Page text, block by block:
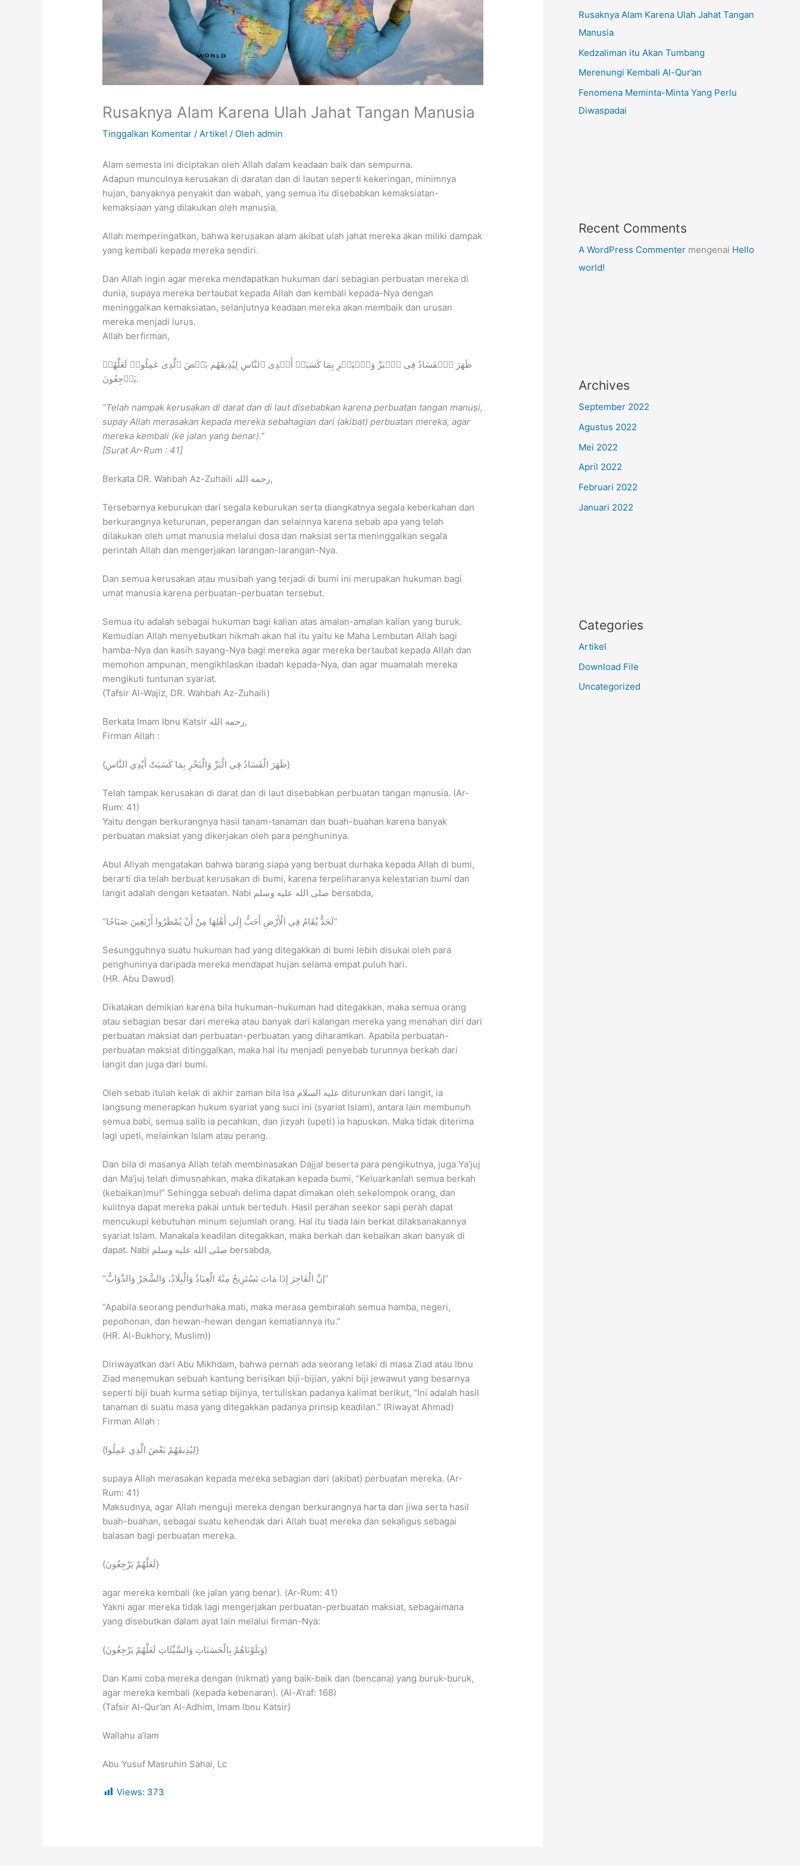
Rusaknya Alam Karena Ulah Jahat Tangan Manusia
Tinggalkan Komentar /Artikel / Olehadmin
Alam semesta ini diciptakan oleh Allah dalam keadaan baik dan sempurna.
Adapun munculnya kerusakan di daratan dan di lautan seperti kekeringan, minimnya
hujan, banyaknya penyakit dan wabah, yang semua itu disebabkan kemaksiatan-
kemaksiaan yang dilakukan oleh manusia.
Allah memperingatkan, bahwa kerusakan alam akibat ulah jahat mereka akan miliki dampak
yang kembali kepada mereka sendiri.
Dan Allah ingin agar mereka mendapatkan hukuman dari sebagian perbuatan mereka di
dunia, supaya mereka bertaubat kepada Allah dan kembali kepada-Nya dengan
meninggalkan kemaksiatan, selanjutnya keadaan mereka akan membaik dan urusan
mereka menjadi lurus.
Allah berfirman,
ظَهَرَ ٱلۡفَسَادُ فِی ٱلۡبَرِّ وَٱلۡبَحۡرِ بِمَا كَسَبَتۡ أَیۡدِی ٱلنَّاسِ لِیُذِیقَهُم بَعۡضَ ٱلَّذِی عَمِلُوا۟ لَعَلَّهُمۡ
یَرۡجِعُونَ.
“Telah nampak kerusakan di darat dan di laut disebabkan karena perbuatan tangan manusi,
supay Allah merasakan kepada mereka sebahagian dari (akibat) perbuatan mereka, agar
mereka kembali (ke jalan yang benar).”
[Surat Ar-Rum : 41]
Berkata DR. Wahbah Az-Zuhaili رحمه الله,
Tersebarnya keburukan dari segala keburukan serta diangkatnya segala keberkahan dan
berkurangnya keturunan, peperangan dan selainnya karena sebab apa yang telah
dilakukan oleh umat manusia melalui dosa dan maksiat serta meninggalkan segala
perintah Allah dan mengerjakan larangan-larangan-Nya.
Dan semua kerusakan atau musibah yang terjadi di bumi ini merupakan hukuman bagi
umat manusia karena perbuatan-perbuatan tersebut.
Semua itu adalah sebagai hukuman bagi kalian atas amalan-amalan kalian yang buruk.
Kemudian Allah menyebutkan hikmah akan hal itu yaitu ke Maha Lembutan Allah bagi
hamba-Nya dan kasih sayang-Nya bagi mereka agar mereka bertaubat kepada Allah dan
memohon ampunan, mengikhlaskan ibadah kepada-Nya, dan agar muamalah mereka
mengikuti tuntunan syariat.
(Tafsir Al-Wajiz, DR. Wahbah Az-Zuhaili)
Berkata Imam Ibnu Katsir رحمه الله,
Firman Allah :
{ظَهَرَ الْفَسَادُ فِي الْبَرِّ وَالْبَحْرِ بِمَا كَسَبَتْ أَيْدِي النَّاسِ}
Telah tampak kerusakan di darat dan di laut disebabkan perbuatan tangan manusia. (Ar-
Rum: 41)
Yaitu dengan berkurangnya hasil tanam-tanaman dan buah-buahan karena banyak
perbuatan maksiat yang dikerjakan oleh para penghuninya.
Abul Aliyah mengatakan bahwa barang siapa yang berbuat durhaka kepada Allah di bumi,
berarti dia telah berbuat kerusakan di bumi, karena terpeliharanya kelestarian bumi dan
langit adalah dengan ketaatan. Nabi صلى الله عليه وسلم bersabda,
“لَحَدٌّ يُقَامُ فِي الْأَرْضِ أَحَبُّ إِلَى أَهْلِهَا مِنْ أَنْ يُمْطَرُوا أَرْبَعِينَ صَبَاحًا”
Sesungguhnya suatu hukuman had yang ditegakkan di bumi lebih disukai oleh para
penghuninya daripada mereka mendapat hujan selama empat puluh hari.
(HR. Abu Dawud)
Dikatakan demikian karena bila hukuman-hukuman had ditegakkan, maka semua orang
atau sebagian besar dari mereka atau banyak dari kalangan mereka yang menahan diri dari
perbuatan maksiat dan perbuatan-perbuatan yang diharamkan. Apabila perbuatan-
perbuatan maksiat ditinggalkan, maka hal itu menjadi penyebab turunnya berkah dari
langit dan juga dari bumi.
Oleh sebab itulah kelak di akhir zaman bila Isa عليه السلام diturunkan dari langit, ia
langsung menerapkan hukum syariat yang suci ini (syariat Islam), antara lain membunuh
semua babi, semua salib ia pecahkan, dan jizyah (upeti) ia hapuskan. Maka tidak diterima
lagi upeti, melainkan Islam atau perang.
Dan bila di masanya Allah telah membinasakan Dajjal beserta para pengikutnya, juga Ya’juj
dan Ma’juj telah dimusnahkan, maka dikatakan kepada bumi, “Keluarkanlah semua berkah
(kebaikan)mu!” Sehingga sebuah delima dapat dimakan oleh sekelompok orang, dan
kulitnya dapat mereka pakai untuk berteduh. Hasil perahan seekor sapi perah dapat
mencukupi kebutuhan minum sejumlah orang. Hal itu tiada lain berkat dilaksanakannya
syariat Islam. Manakala keadilan ditegakkan, maka berkah dan kebaikan akan banyak di
dapat. Nabi صلى الله عليه وسلم bersabda,
“إنَّ الْفَاجِرَ إِذَا مَاتَ تَسْتَرِيحُ مِنْهُ الْعِبَادُ وَالْبِلَادُ، وَالشَّجَرُ وَالدَّوَابُّ”
“Apabila seorang pendurhaka mati, maka merasa gembiralah semua hamba, negeri,
pepohonan, dan hewan-hewan dengan kematiannya itu.”
(HR. Al-Bukhory, Muslim))
Diriwayatkan dari Abu Mikhdam, bahwa pernah ada seorang lelaki di masa Ziad atau Ibnu
Ziad menemukan sebuah kantung berisikan biji-bijian, yakni biji jewawut yang besarnya
seperti biji buah kurma setiap bijinya, tertuliskan padanya kalimat berikut, “Ini adalah hasil
tanaman di suatu masa yang ditegakkan padanya prinsip keadilan.” (Riwayat Ahmad)
Firman Allah :
{لِيُذِيقَهُمْ بَعْضَ الَّذِي عَمِلُوا}
supaya Allah merasakan kepada mereka sebagian dari (akibat) perbuatan mereka. (Ar-
Rum: 41)
Maksudnya, agar Allah menguji mereka dengan berkurangnya harta dan jiwa serta hasil
buah-buahan, sebagai suatu kehendak dari Allah buat mereka dan sekaligus sebagai
balasan bagi perbuatan mereka.
{لَعَلَّهُمْ يَرْجِعُونَ}
agar mereka kembali (ke jalan yang benar). (Ar-Rum: 41)
Yakni agar mereka tidak lagi mengerjakan perbuatan-perbuatan maksiat, sebagaimana
yang disebutkan dalam ayat lain melalui firman-Nya:
{وَبَلَوْنَاهُمْ بِالْحَسَنَاتِ وَالسَّيِّئَاتِ لَعَلَّهُمْ يَرْجِعُونَ}
Dan Kami coba mereka dengan (nikmat) yang baik-baik dan (bencana) yang buruk-buruk,
agar mereka kembali (kepada kebenaran). (Al-A’raf: 168)
(Tafsir Al-Qur’an Al-Adhim, Imam Ibnu Katsir)
Wallahu a’lam
Abu Yusuf Masruhin Sahal, Lc
Views: 373
Rusaknya Alam Karena Ulah Jahat Tangan
Manusia
Kedzaliman itu Akan Tumbang
Merenungi Kembali Al-Qur’an
Fenomena Meminta-Minta Yang Perlu
Diwaspadai
Recent Comments
A WordPress Commenter mengenai Hello
world!
Archives
September 2022
Agustus 2022
Mei 2022
April 2022
Februari 2022
Januari 2022
Categories
Artikel
Download File
Uncategorized